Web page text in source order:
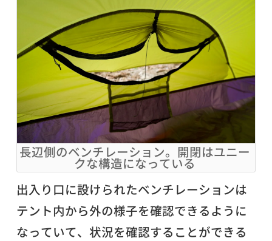
長辺側のベンチレーション。開閉はユニー
クな構造になっている
出入り口に設けられたベンチレーションは
テント内から外の様子を確認できるように
なっていて、状況を確認することができる